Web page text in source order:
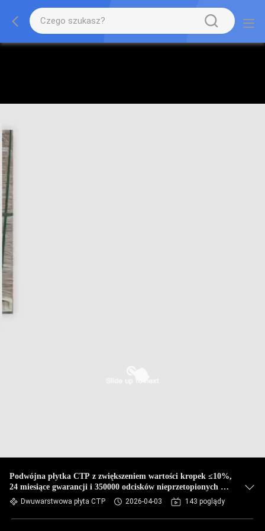
Podwójna płytka CTP z zwiększeniem wartości kropek ≤10%,
24 miesiące gwarancji i 350000 odcisków nieprzetopionych dla
konsekwentnego druku
Dwuwarstwowa płyta CTP 2026-04-03 143 poglądy